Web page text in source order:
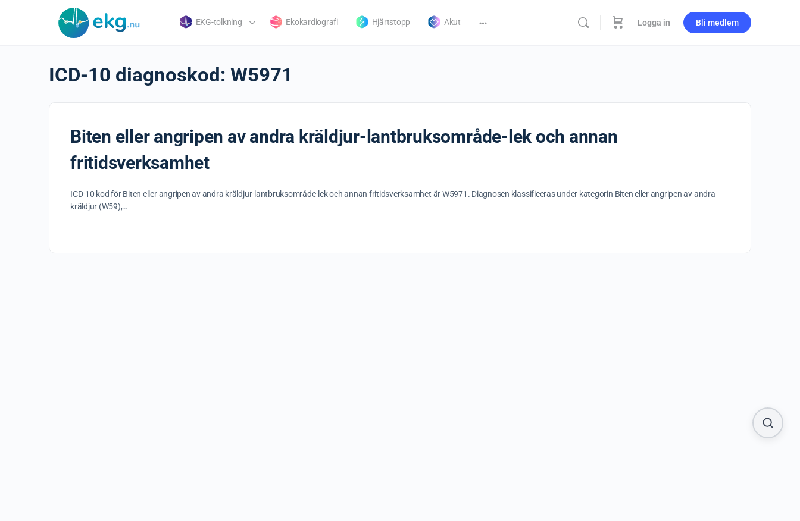
EKG-tolkning Ekokardiografi Hjärtstopp Akut Logga in Bli medlem
ICD-10 diagnoskod: W5971
Biten eller angripen av andra kräldjur-lantbruksområde-lek och annan
fritidsverksamhet
ICD-10 kod för Biten eller angripen av andra kräldjur-lantbruksområde-lek och annan fritidsverksamhet är W5971. Diagnosen klassificeras under kategorin Biten eller angripen av andra
kräldjur (W59),…